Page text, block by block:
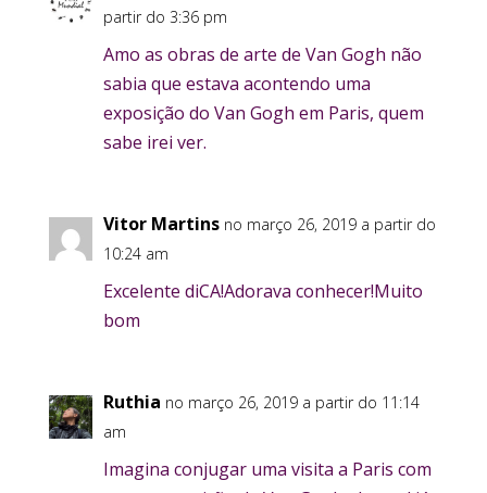
partir do 3:36 pm
Amo as obras de arte de Van Gogh não
sabia que estava acontendo uma
exposição do Van Gogh em Paris, quem
sabe irei ver.
Vitor Martins no março 26, 2019 a partir do
10:24 am
Excelente diCA!Adorava conhecer!Muito
bom
Ruthia no março 26, 2019 a partir do 11:14
am
Imagina conjugar uma visita a Paris com